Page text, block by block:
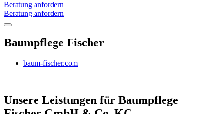
Beratung anfordern
Beratung anfordern
Baumpflege Fischer
baum-fischer.com
Unsere Leistungen für Baumpflege